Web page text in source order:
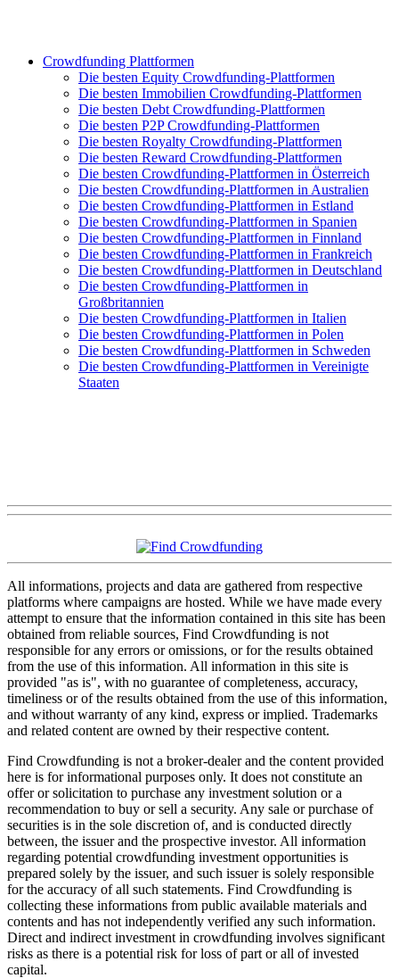
Crowdfunding Plattformen
Die besten Equity Crowdfunding-Plattformen
Die besten Immobilien Crowdfunding-Plattformen
Die besten Debt Crowdfunding-Plattformen
Die besten P2P Crowdfunding-Plattformen
Die besten Royalty Crowdfunding-Plattformen
Die besten Reward Crowdfunding-Plattformen
Die besten Crowdfunding-Plattformen in Österreich
Die besten Crowdfunding-Plattformen in Australien
Die besten Crowdfunding-Plattformen in Estland
Die besten Crowdfunding-Plattformen in Spanien
Die besten Crowdfunding-Plattformen in Finnland
Die besten Crowdfunding-Plattformen in Frankreich
Die besten Crowdfunding-Plattformen in Deutschland
Die besten Crowdfunding-Plattformen in
Großbritannien
Die besten Crowdfunding-Plattformen in Italien
Die besten Crowdfunding-Plattformen in Polen
Die besten Crowdfunding-Plattformen in Schweden
Die besten Crowdfunding-Plattformen in Vereinigte
Staaten
All informations, projects and data are gathered from respective
platforms where campaigns are hosted. While we have made every
attempt to ensure that the information contained in this site has been
obtained from reliable sources, Find Crowdfunding is not
responsible for any errors or omissions, or for the results obtained
from the use of this information. All information in this site is
provided "as is", with no guarantee of completeness, accuracy,
timeliness or of the results obtained from the use of this information,
and without warranty of any kind, express or implied. Trademarks
and related content are owned by their respective content.
Find Crowdfunding is not a broker-dealer and the content provided
here is for informational purposes only. It does not constitute an
offer or solicitation to purchase any investment solution or a
recommendation to buy or sell a security. Any sale or purchase of
securities is in the sole discretion of, and is conducted directly
between, the issuer and the prospective investor. All information
regarding potential crowdfunding investment opportunities is
prepared solely by the issuer, and such issuer is solely responsible
for the accuracy of all such statements. Find Crowdfunding is
collecting these informations from public available materials and
contents and has not independently verified any such information.
Direct and indirect investment in crowdfunding involves significant
risks as there is a potential risk for loss of part or all of invested
capital.